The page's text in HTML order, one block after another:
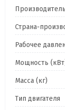
Страна-
Рабочее
Мощность
Масса (кг)
Тип двигателя